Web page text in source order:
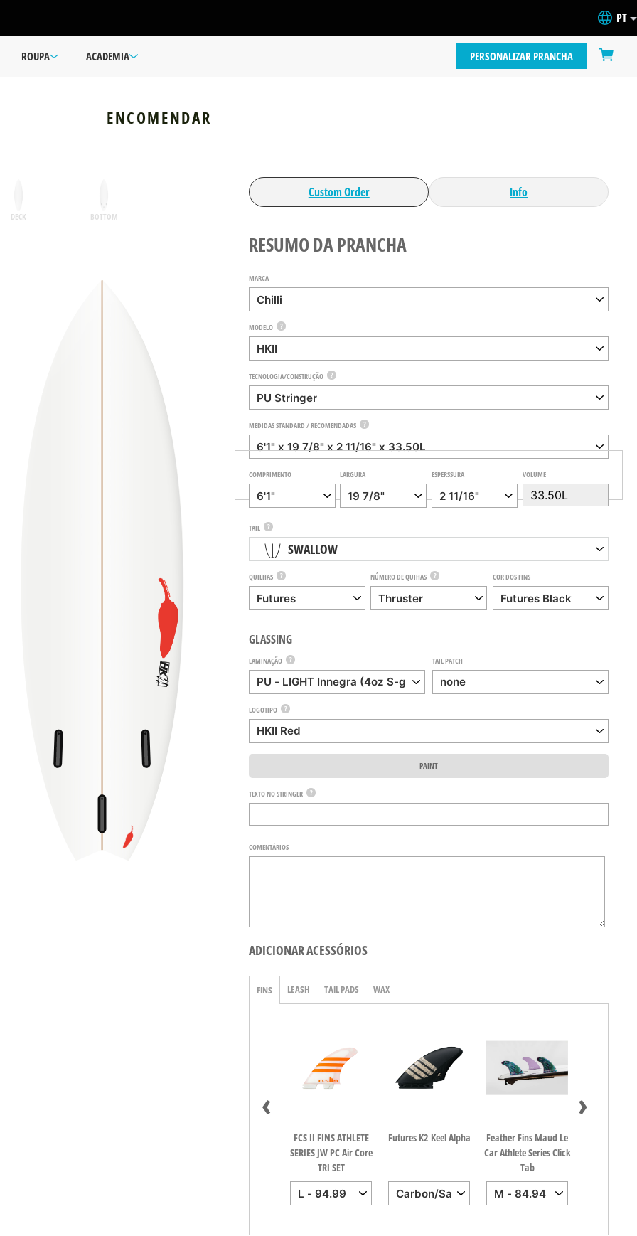
PT
ROUPA ACADEMIA PERSONALIZAR PRANCHA
ENCOMENDAR
DECK BOTTOM
Custom Order Info
RESUMO DA PRANCHA
MARCA
MODELO ?
TECNOLOGIA/CONSTRUÇÃO ?
MEDIDAS STANDARD / RECOMENDADAS ?
COMPRIMENTO LARGURA ESPERSSURA VOLUME
TAIL ?
SWALLOW
QUILHAS ? NÚMERO DE QUIHAS ? COR DOS FINS
GLASSING
LAMINAÇÃO ? TAIL PATCH
LOGOTIPO ?
PAINT
TEXTO NO STRINGER ?
COMENTÁRIOS
ADICIONAR ACESSÓRIOS
FINS LEASH TAIL PADS WAX
FCS II FINS ATHLETE
SERIES JW PC Air Core
TRI SET
Futures K2 Keel Alpha
Feather Fins Maud Le
Car Athlete Series Click
Tab
‹ ›